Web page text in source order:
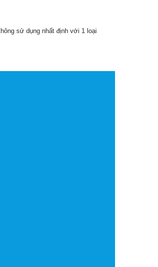
sử dụng nhất định với 1 loại